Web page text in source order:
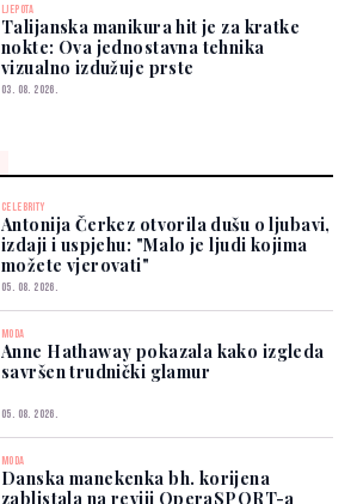
LJEPOTA
Talijanska manikura hit je za kratke
nokte: Ova jednostavna tehnika
vizualno izdužuje prste
03. 08. 2026.
CELEBRITY
Antonija Čerkez otvorila dušu o ljubavi,
izdaji i uspjehu: "Malo je ljudi kojima
možete vjerovati"
05. 08. 2026.
MODA
Anne Hathaway pokazala kako izgleda
savršen trudnički glamur
05. 08. 2026.
MODA
Danska manekenka bh. korijena
zablistala na reviji OperaSPORT-a